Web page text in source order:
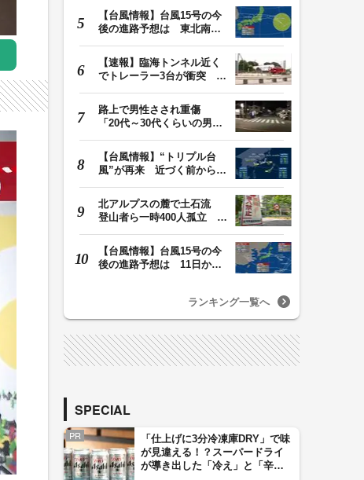
【台風情報】台風15号の今
後の進路予想は 東北南部
【速報】臨海トンネル近く
でトレーラー3台が衝突 1
路上で男性さされ重傷
「20代～30代くらいの男」
【台風情報】“トリプル台
風”が再来 近づく前から進
北アルプスの麓で土石流
登山者ら一時400人孤立 仮
【台風情報】台風15号の今
後の進路予想は 11日から
ランキング一覧へ
SPECIAL
PR
「仕上げに3分冷凍庫DRY」で味
が見違える！？スーパードライ
が導き出した「冷え」と「辛